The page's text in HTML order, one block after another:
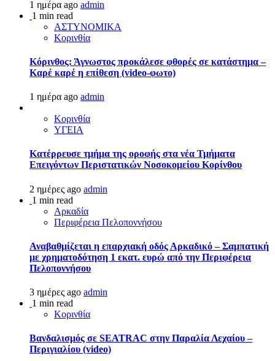
1 ημέρα ago admin
1 min read
ΑΣΤΥΝΟΜΙΚΑ
Κορινθία
Κόρινθος: Άγνωστος προκάλεσε φθορές σε κατάστημα –
Καρέ καρέ η επίθεση (video-φωτο)
1 ημέρα ago admin
Κορινθία
ΥΓΕΙΑ
Kατέρρευσε τμήμα της οροφής στα νέα Τμήματα
Επειγόντων Περιστατικών Νοσοκομείου Κορίνθου
2 ημέρες ago admin
1 min read
Αρκαδία
Περιφέρεια Πελοποννήσου
Αναβαθμίζεται η επαρχιακή οδός Αρκαδικό – Σαμπατική
με χρηματοδότηση 1 εκατ. ευρώ από την Περιφέρεια
Πελοποννήσου
3 ημέρες ago admin
1 min read
Κορινθία
Βανδαλισμός σε SEATRAC στην Παραλία Λεχαίου –
Περιγιαλίου (video)